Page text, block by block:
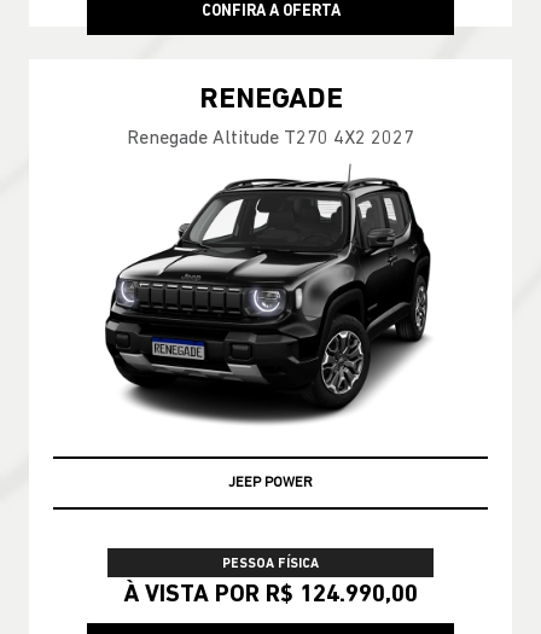
CONFIRA A OFERTA
RENEGADE
Renegade Altitude T270 4X2 2027
JEEP POWER
PESSOA FÍSICA
À VISTA POR R$ 124.990,00